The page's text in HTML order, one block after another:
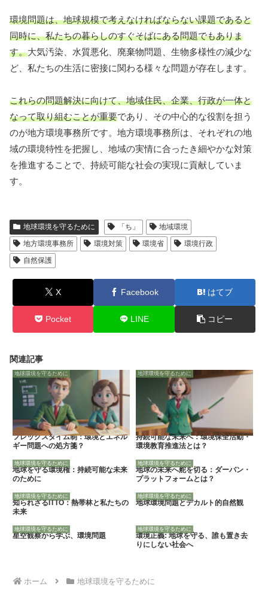
環境問題は、地球規模で考えなければならない課題であると
同時に、私たちの暮らしのすぐそばにある問題でもありま
す。大気汚染、水質悪化、廃棄物問題、生物多様性の減少な
ど、私たちの生活に密接に関わる様々な問題が存在します。
これらの問題解決に向けて、地域住民、企業、行政が一体と
なって取り組むことが重要であり、その中心的な役割を担う
のが地方環境事務所です。地方環境事務所は、それぞれの地
域の環境特性を把握し、地域の実情に合ったき細やかな対策
を推進することで、持続可能な社会の実現に貢献していま
す。
地球環境を守るために 「ち」
地域環境
地方環境事務所
環境対策 環境省
環境行政
自然保護
X Facebook はてブ
Pocket LINE コピー
関連記事
地球環境を守るために
フレックスタイム制：環境とエネル
ギー問題への処方箋？
地球環境を守るために
持続可能な未来へ：環境保全活動・
環境教育推進法とは？
地球環境を守るために
地球を守る環境権：持続可能な未来
のために
地球環境を守るために
地球の未来へ舵を切る：ダーバン・
プラットフォームとは？
地球環境を守るために
知られざるITTO：熱帯林と私たちの
未来
地球環境を守るために
地球環境問題とデカルト的自然観
地球環境を守るために
星空観察から学ぶ、環境問題
地球環境を守るために
環境正義: 地球を守る、誰も置き去
りにしない社会へ
ホーム 地球環境を守るために